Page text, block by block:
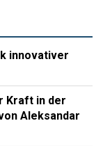
innovativer
Kraft in der
Aleksandar